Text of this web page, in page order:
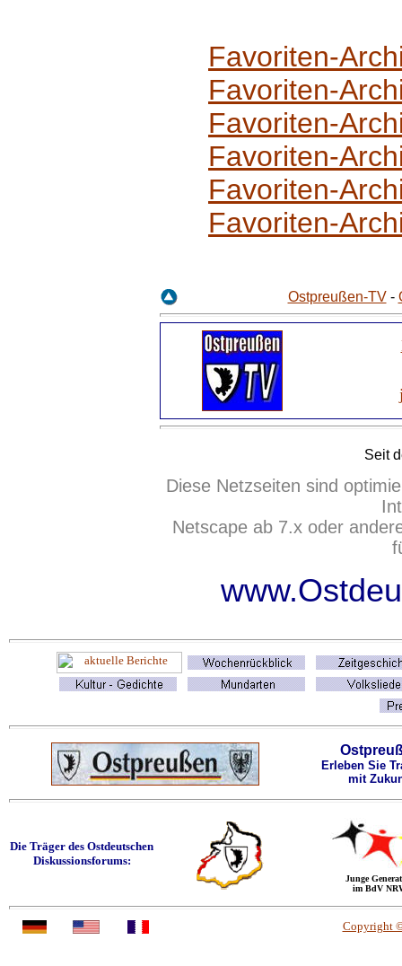
Favoriten-
Favoriten-
Favoriten-
Favoriten-
Favoriten-
Favoriten-
Ostpreußen-TV-
Seit
Diese Netzseiten sind
Netscape ab 7.x oder
Erleben Sie
mit
Die Träger des Ostdeutschen
Diskussionsforums:
Junge
im BdV
Copyright